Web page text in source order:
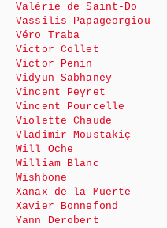
Valérie de Saint-Do
Vassilis Papageorgiou
Véro Traba
Victor Collet
Victor Penin
Vidyun Sabhaney
Vincent Peyret
Vincent Pourcelle
Violette Chaude
Vladimir Moustakiç
Will Oche
William Blanc
Wishbone
Xanax de la Muerte
Xavier Bonnefond
Yann Derobert